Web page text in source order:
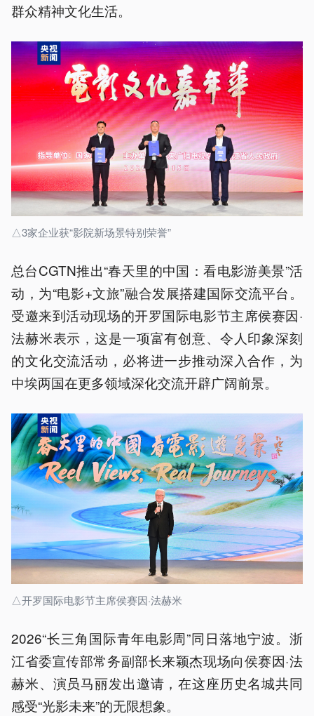
群众精神文化生活。
△3家企业获“影院新场景特别荣誉”
总台CGTN推出“春天里的中国：看电影游美景”活
动，为“电影+文旅”融合发展搭建国际交流平台。
受邀来到活动现场的开罗国际电影节主席侯赛因·
法赫米表示，这是一项富有创意、令人印象深刻
的文化交流活动，必将进一步推动深入合作，为
中埃两国在更多领域深化交流开辟广阔前景。
△开罗国际电影节主席侯赛因·法赫米
2026“长三角国际青年电影周”同日落地宁波。浙
江省委宣传部常务副部长来颖杰现场向侯赛因·法
赫米、演员马丽发出邀请，在这座历史名城共同
感受“光影未来”的无限想象。